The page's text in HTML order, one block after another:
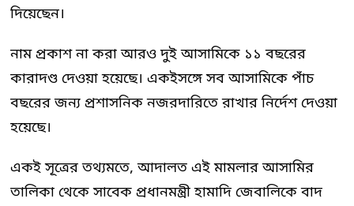
দিয়েছেন।
নাম প্রকাশ না করা আরও দুই আসামিকে ১১ বছরের
কারাদণ্ড দেওয়া হয়েছে। একইসঙ্গে সব আসামিকে পাঁচ
বছরের জন্য প্রশাসনিক নজরদারিতে রাখার নির্দেশ দেওয়া
হয়েছে।
একই সূত্রের তথ্যমতে, আদালত এই মামলার আসামির
তালিকা থেকে সাবেক প্রধানমন্ত্রী হামাদি জেবালিকে বাদ